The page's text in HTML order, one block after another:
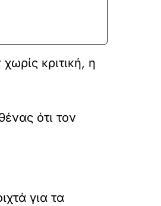
κριτική, η
ότι τον
για τα